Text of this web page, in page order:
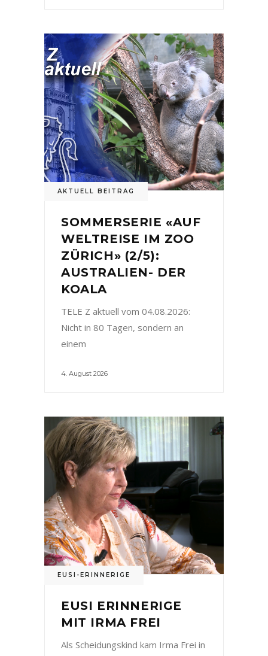
AKTUELL BEITRAG
SOMMERSERIE «AUF
WELTREISE IM ZOO
ZÜRICH» (2/5):
AUSTRALIEN- DER
KOALA
TELE Z aktuell vom 04.08.2026:
Nicht in 80 Tagen, sondern an
einem
4. August 2026
EUSI-ERINNERIGE
EUSI ERINNERIGE
MIT IRMA FREI
Als Scheidungskind kam Irma Frei in